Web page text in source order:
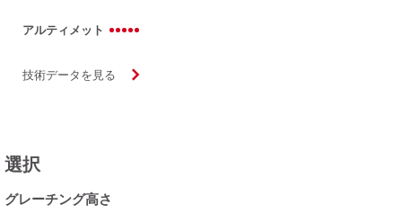
アルティメット
技術データを見る
選択
グレーチング高さ